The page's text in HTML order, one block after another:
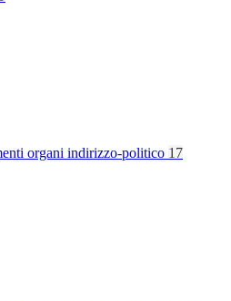
organi indirizzo-politico 17